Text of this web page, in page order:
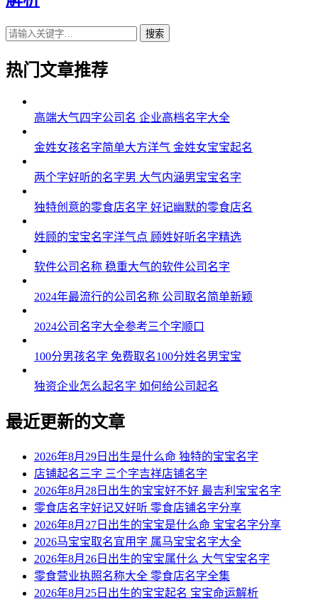
搜索
热门文章推荐
高端大气四字公司名 企业高档名字大全
金姓女孩名字简单大方洋气 金姓女宝宝起名
两个字好听的名字男 大气内涵男宝宝名字
独特创意的零食店名字 好记幽默的零食店名
姓顾的宝宝名字洋气点 顾姓好听名字精选
软件公司名称 稳重大气的软件公司名字
2024年最流行的公司名称 公司取名简单新颖
2024公司名字大全参考三个字顺口
100分男孩名字 免费取名100分姓名男宝宝
独资企业怎么起名字 如何给公司起名
最近更新的文章
2026年8月29日出生是什么命 独特的宝宝名字
店铺起名三字 三个字吉祥店铺名字
2026年8月28日出生的宝宝好不好 最吉利宝宝名字
零食店名字好记又好听 零食店铺名字分享
2026年8月27日出生的宝宝是什么命 宝宝名字分享
2026马宝宝取名宜用字 属马宝宝名字大全
2026年8月26日出生的宝宝属什么 大气宝宝名字
零食营业执照名称大全 零食店名字全集
2026年8月25日出生的宝宝起名 宝宝命运解析